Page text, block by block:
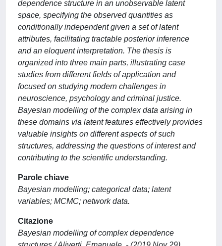
dependence structure in an unobservable latent
space, specifying the observed quantities as
conditionally independent given a set of latent
attributes, facilitating tractable posterior inference
and an eloquent interpretation. The thesis is
organized into three main parts, illustrating case
studies from different fields of application and
focused on studying modern challenges in
neuroscience, psychology and criminal justice.
Bayesian modelling of the complex data arising in
these domains via latent features effectively provides
valuable insights on different aspects of such
structures, addressing the questions of interest and
contributing to the scientific understanding.
Parole chiave
Bayesian modelling; categorical data; latent
variables; MCMC; network data.
Citazione
Bayesian modelling of complex dependence